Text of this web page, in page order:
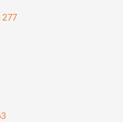
277